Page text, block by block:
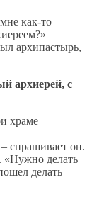
как-то
архипастырь,
архиерей, с
храме
спрашивает он.
«Нужно делать
делать